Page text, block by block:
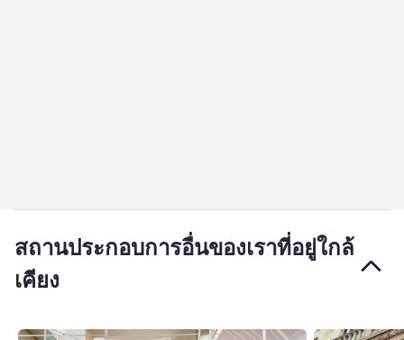
สถานประกอบการอื่นของเราที่อยู่ใกล้
เคียง